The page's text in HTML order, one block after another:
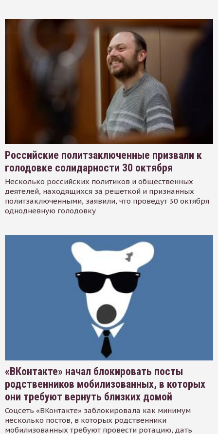
Российские политзаключенные призвали к
голодовке солидарности 30 октября
Несколько российских политиков и общественных
деятелей, находящихся за решеткой и признанных
политзаключенными, заявили, что проведут 30 октября
однодневную голодовку
«ВКонтакте» начал блокировать посты
родственников мобилизованных, в которых
они требуют вернуть близких домой
Соцсеть «ВКонтакте» заблокировала как минимум
несколько постов, в которых родственники
мобилизованных требуют провести ротацию, дать